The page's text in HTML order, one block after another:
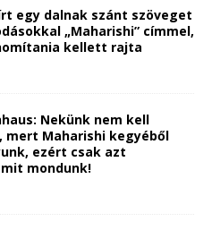
egy dalnak szánt szöveget
„Maharishi” címmel,
kellett rajta
Nekünk nem kell
mert Maharishi kegyéből
ezért csak azt
mondunk!